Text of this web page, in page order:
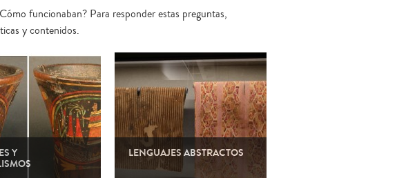
funcionaban? Para responder estas preguntas,
y contenidos.
Y LENGUAJES ABSTRACTOS